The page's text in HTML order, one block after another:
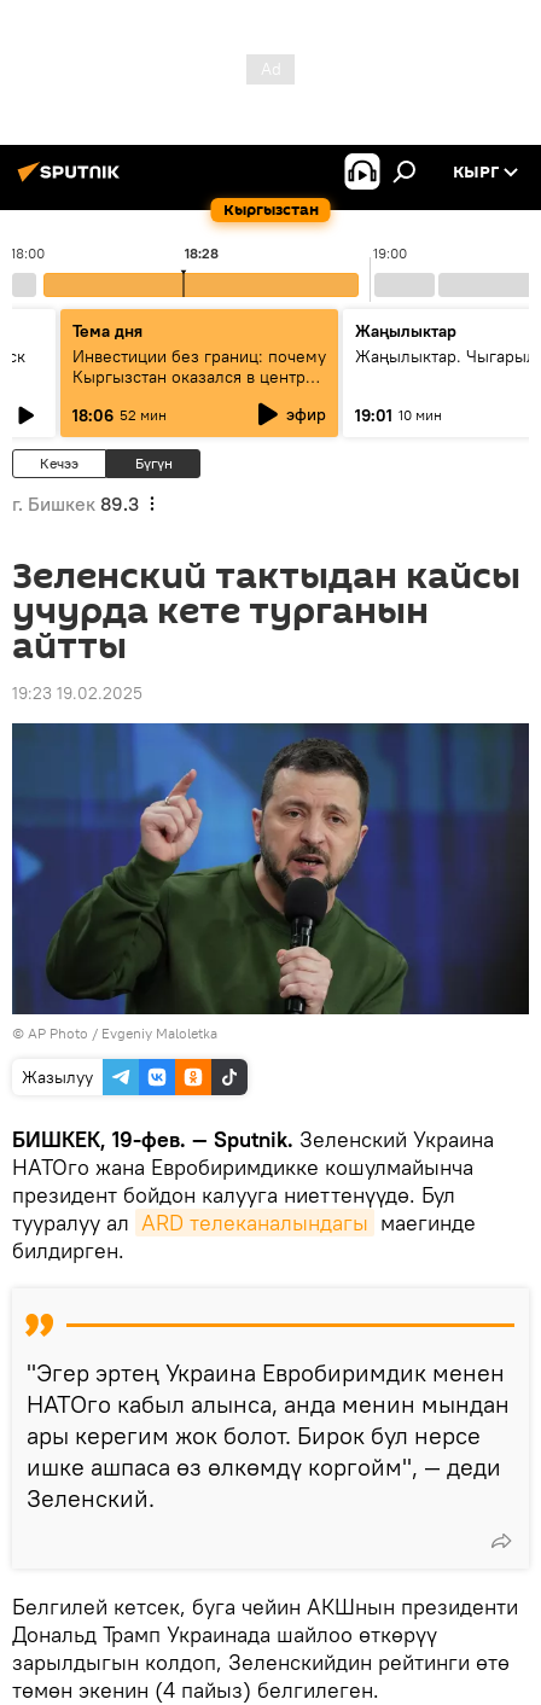
Кыргызстан
КЫРГ
18:00 19:00
18:28
Тема дня
Инвестиции без границ: почему
Кыргызстан оказался в центре
18:06 52 мин эфир
Жаңылыктар
Жаңылыктар.
19:01 10 мин
Кечээ Бүгүн
г. Бишкек 89.3
Зеленский тактыдан кайсы
учурда кете турганын
айтты
19:23 19.02.2025
© AP Photo / Evgeniy Maloletka
Жазылуу
БИШКЕК, 19-фев. — Sputnik. Зеленский Украина
НАТОго жана Евробиримдикке кошулмайынча
президент бойдон калууга ниеттенүүдө. Бул
тууралуу ал ARD телеканалындагы маегинде
билдирген.
"Эгер эртең Украина Евробиримдик менен
НАТОго кабыл алынса, анда менин мындан
ары керегим жок болот. Бирок бул нерсе
ишке ашпаса өз өлкөмдү коргойм", — деди
Зеленский.
Белгилей кетсек, буга чейин АКШнын президенти
Дональд Трамп Украинада шайлоо өткөрүү
зарылдыгын колдоп, Зеленскийдин рейтинги өтө
төмөн экенин (4 пайыз) белгилеген.